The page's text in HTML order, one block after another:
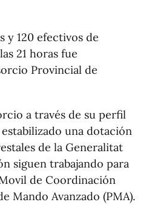
y 120 efectivos de
21 horas fue
Provincial de
a través de su perfil
una dotación
de la Generalitat
siguen trabajando para
de Coordinación
Mando Avanzado (PMA).